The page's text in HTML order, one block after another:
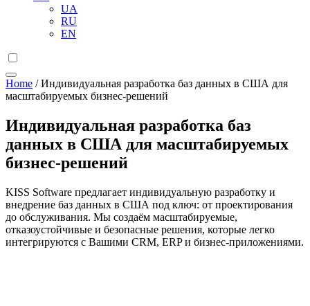
UA
RU
EN
Home /Индивидуальная разработка баз данных в США для
масштабируемых бизнес-решений
Индивидуальная разработка баз
данных в США для масштабируемых
бизнес-решений
KISS Software предлагает индивидуальную разработку и
внедрение баз данных в США под ключ: от проектирования
до обслуживания. Мы создаём масштабируемые,
отказоустойчивые и безопасные решения, которые легко
интегрируются с Вашими CRM, ERP и бизнес-приложениями.